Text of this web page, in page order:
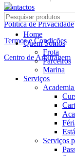
Contactos
Política de Privacidade
Termos e Condições
Centro de Arbitragem
Home
Quem Somos
Frota
Parceiros
Marina
Serviços
Serviços